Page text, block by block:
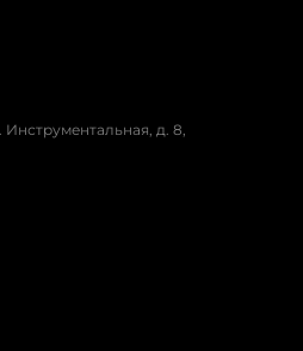
Инструментальная, д. 8,